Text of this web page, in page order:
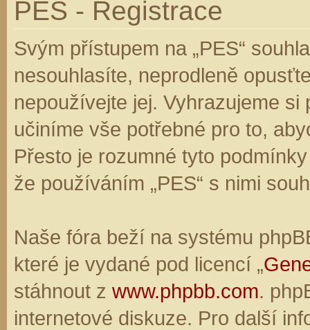
PES - Registrace
Svým přístupem na „PES“
nesouhlasíte, neprodleně
nepoužívejte jej. Vyhrazujeme
učiníme vše potřebné pro to,
Přesto je rozumné tyto
že používáním „PES“ s nimi
Naše fóra beží na systému
které je vydané pod licencí „
stáhnout z www.phpbb.com.
internetové diskuze. Pro další